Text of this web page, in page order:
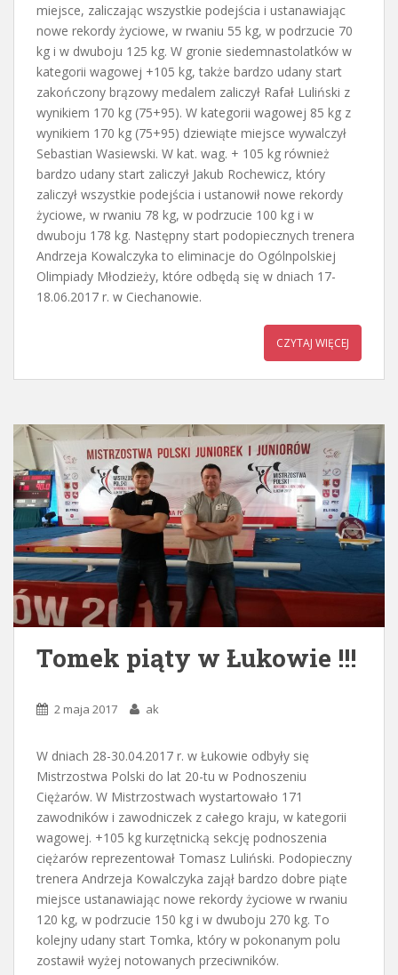
miejsce, zaliczając wszystkie podejścia i ustanawiając
nowe rekordy życiowe, w rwaniu 55 kg, w podrzucie 70
kg i w dwuboju 125 kg. W gronie siedemnastolatków w
kategorii wagowej +105 kg, także bardzo udany start
zakończony brązowy medalem zaliczył Rafał Luliński z
wynikiem 170 kg (75+95). W kategorii wagowej 85 kg z
wynikiem 170 kg (75+95) dziewiąte miejsce wywalczył
Sebastian Wasiewski. W kat. wag. + 105 kg również
bardzo udany start zaliczył Jakub Rochewicz, który
zaliczył wszystkie podejścia i ustanowił nowe rekordy
życiowe, w rwaniu 78 kg, w podrzucie 100 kg i w
dwuboju 178 kg. Następny start podopiecznych trenera
Andrzeja Kowalczyka to eliminacje do Ogólnpolskiej
Olimpiady Młodzieży, które odbędą się w dniach 17-
18.06.2017 r. w Ciechanowie.
CZYTAJ WIĘCEJ
Tomek piąty w Łukowie !!!
2 maja 2017 ak
W dniach 28-30.04.2017 r. w Łukowie odbyły się
Mistrzostwa Polski do lat 20-tu w Podnoszeniu
Ciężarów. W Mistrzostwach wystartowało 171
zawodników i zawodniczek z całego kraju, w kategorii
wagowej. +105 kg kurzętnicką sekcję podnoszenia
ciężarów reprezentował Tomasz Luliński. Podopieczny
trenera Andrzeja Kowalczyka zajął bardzo dobre piąte
miejsce ustanawiając nowe rekordy życiowe w rwaniu
120 kg, w podrzucie 150 kg i w dwuboju 270 kg. To
kolejny udany start Tomka, który w pokonanym polu
zostawił wyżej notowanych przeciwników.